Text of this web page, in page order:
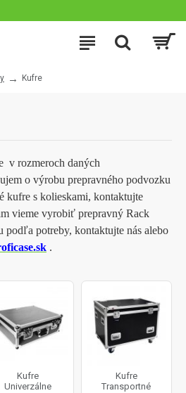
Kufre
v rozmeroch daných
o výrobu prepravného podvozku
kufre s kolieskami, kontaktujte
vieme vyrobiť prepravný Rack
podľa potreby, kontaktujte nás alebo
.
Kufre
Univerzálne
Kufre
Transportné